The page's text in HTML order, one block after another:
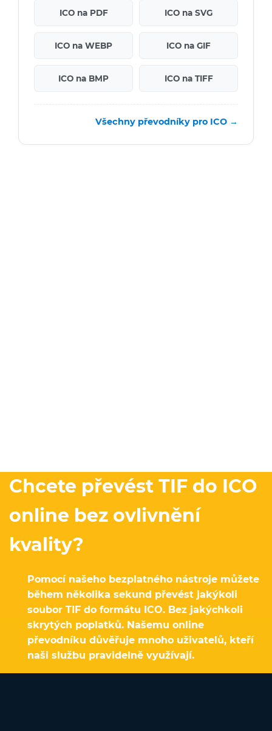
ICO na PDF ICO na SVG
ICO na WEBP ICO na GIF
ICO na BMP ICO na TIFF
Všechny převodníky pro ICO →
Chcete převést TIF do ICO
online bez ovlivnění
kvality?
Pomocí našeho bezplatného nástroje můžete
během několika sekund převést jakýkoli
soubor TIF do formátu ICO. Bez jakýchkoli
skrytých poplatků. Našemu online
převodníku důvěřuje mnoho uživatelů, kteří
naši službu pravidelně využívají.